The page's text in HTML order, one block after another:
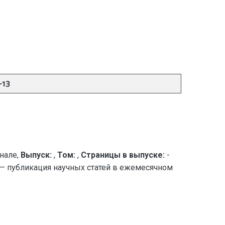
Выпуск: , Том: , Страницы в выпуске: -
публикация научных статей в ежемесячном